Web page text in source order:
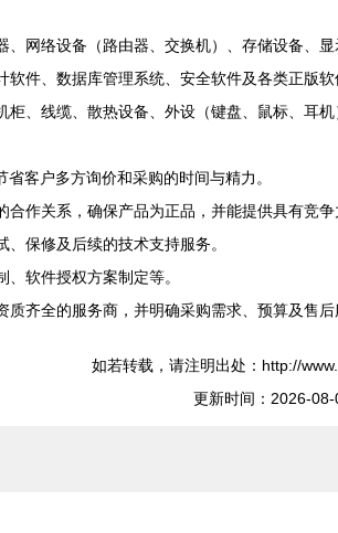
、网络设备（路由器、交换机）、存储设备、
软件、数据库管理系统、安全软件及各类正版软
柜、线缆、散热设备、外设（键盘、鼠标、耳机
客户多方询价和采购的时间与精力。
合作关系，确保产品为正品，并能提供具有竞争
、保修及后续的技术支持服务。
、软件授权方案制定等。
齐全的服务商，并明确采购需求、预算及售
如若转载，请注明出处：http://
更新时间：2026-